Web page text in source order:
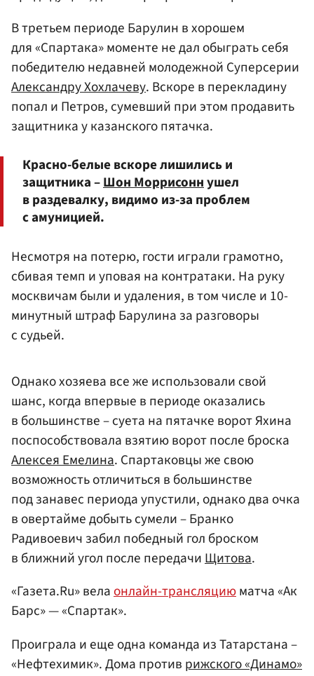
В третьем периоде Барулин в хорошем
для «Спартака» моменте не дал обыграть себя
победителю недавней молодежной Суперсерии
Александру Хохлачеву. Вскоре в перекладину
попал и Петров, сумевший при этом продавить
защитника у казанского пятачка.
Красно-белые вскоре лишились и
защитника –Шон Моррисоннушел
в раздевалку, видимо из-за проблем
с амуницией.
Несмотря на потерю, гости играли грамотно,
сбивая темп и уповая на контратаки. На руку
москвичам были и удаления, в том числе и 10-
минутный штраф Барулина за разговоры
с судьей.
Однако хозяева все же использовали свой
шанс, когда впервые в периоде оказались
в большинстве – суета на пятачке ворот Яхина
поспособствовала взятию ворот после броска
Алексея Емелина. Спартаковцы же свою
возможность отличиться в большинстве
под занавес периода упустили, однако два очка
в овертайме добыть сумели – Бранко
Радивоевич забил победный гол броском
в ближний угол после передачиЩитова.
«Газета.Ru» велаонлайн-трансляциюматча «Ак
Барс» — «Спартак».
Проиграла и еще одна команда из Татарстана –
«Нефтехимик». Дома против рижского «Динамо»